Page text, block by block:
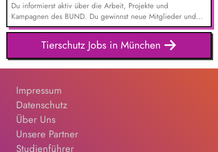
Du informierst aktiv über die Arbeit, Projekte und
Kampagnen des BUND. Du gewinnst neue Mitglieder und
stärkst damit langfristig den Umwelt- und Naturschutz. Du
beantwortest Fragen zu Umwelt-, Arten- und Klimaschutz nach
bestem Wissen und Gewissen. Du unterstützt Kampagnen
und Aktionen, beispielsweise durch das Sammeln von
Unterschriften für Petitionen.
Tierschutz Jobs in München
Impressum
Datenschutz
Über Uns
Unsere Partner
Studienführer